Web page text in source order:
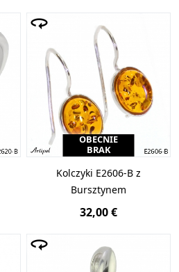
OBECNIE
BRAK
Kolczyki E2606-B z
Bursztynem
32,00 €